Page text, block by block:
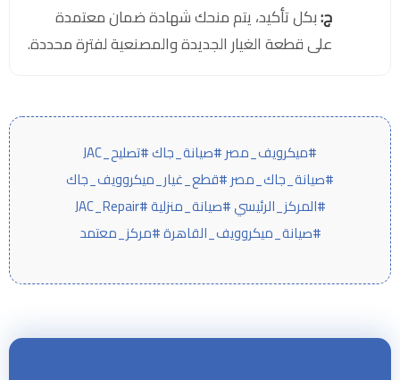
ج:بكل تأكيد، يتم منحك شهادة ضمان معتمدة
على قطعة الغيار الجديدة والمصنعية لفترة محددة.
#ميكرويف_مصر #صيانة_جاك #تصليح_JAC
#صيانة_جاك_مصر #قطع_غيار_ميكروويف_جاك
#المركز_الرئيسي #صيانة_منزلية #JAC_Repair
#صيانة_ميكروويف_القاهرة #مركز_معتمد